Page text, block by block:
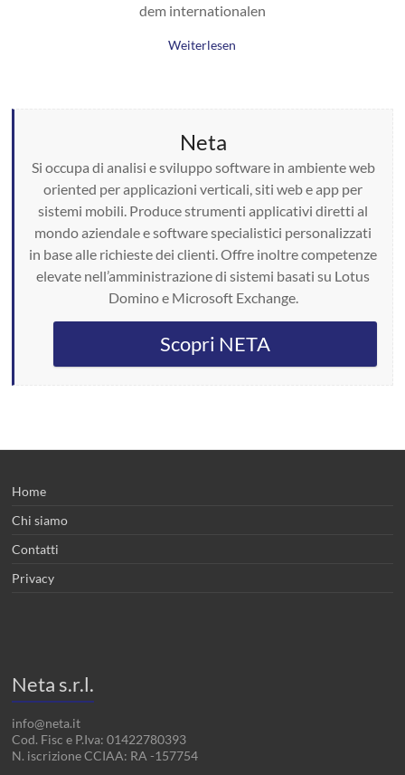
dem internationalen
Weiterlesen
Neta
Si occupa di analisi e sviluppo software in ambiente web
oriented per applicazioni verticali, siti web e app per
sistemi mobili. Produce strumenti applicativi diretti al
mondo aziendale e software specialistici personalizzati
in base alle richieste dei clienti. Offre inoltre competenze
elevate nell’amministrazione di sistemi basati su Lotus
Domino e Microsoft Exchange.
Scopri NETA
Home
Chi siamo
Contatti
Privacy
Neta s.r.l.
info@neta.it
Cod. Fisc e P.Iva: 01422780393
N. iscrizione CCIAA: RA -157754